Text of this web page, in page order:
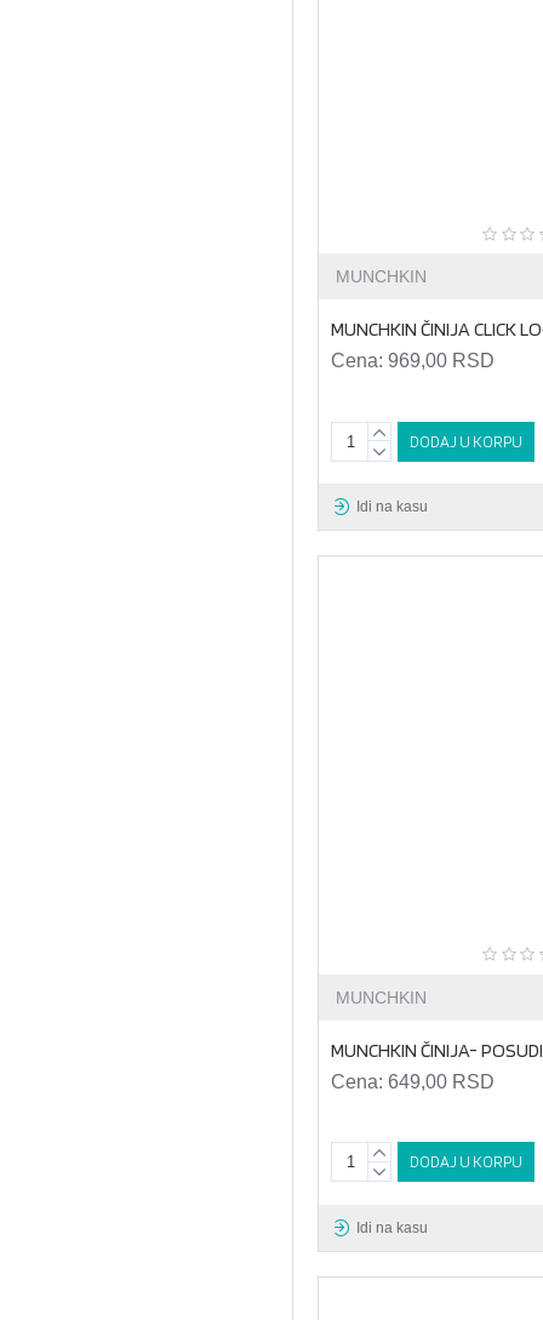
MUNCHKIN
MUNCHKIN ČINIJA CLICK
Cena: 969,00 RSD
DODAJ U KORPU
Idi na kasu
MUNCHKIN
MUNCHKIN ČINIJA-
Cena: 649,00 RSD
DODAJ U KORPU
Idi na kasu